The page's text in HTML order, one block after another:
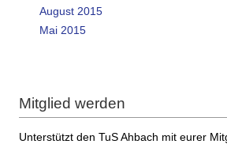
August 2015
Mai 2015
Mitglied werden
Unterstützt den TuS Ahbach mit eurer